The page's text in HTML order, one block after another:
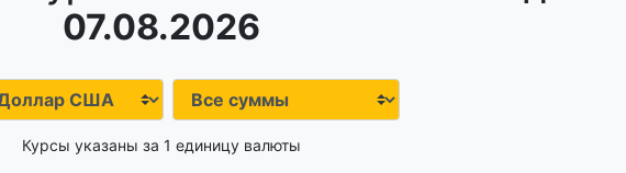
07.08.2026
Курсы указаны за 1 единицу валюты